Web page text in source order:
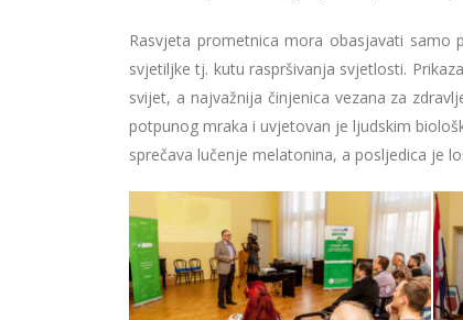
Rasvjeta prometnica mora obasjavati
svjetiljke tj. kutu raspršivanja svjetlosti.
svijet, a najvažnija činjenica vezana za
potpunog mraka i uvjetovan je ljudskim
sprečava lučenje melatonina, a posljedica je